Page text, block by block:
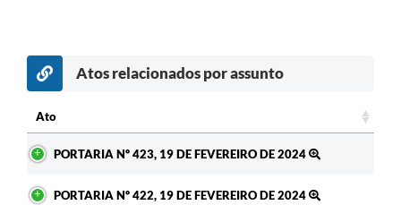
Atos relacionados por assunto
Ato
PORTARIA Nº 423, 19 DE FEVEREIRO DE 2024
PORTARIA Nº 422, 19 DE FEVEREIRO DE 2024